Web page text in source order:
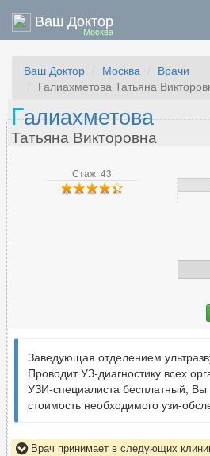
Ваш Доктор
Москва
Ваш Доктор Москва
Врачи
Галиахметова Татьяна
Стаж: 43
Галиахметова
Татьяна Викторовна
Заведующая отделением
Проводит УЗ-диагностику всех
УЗИ-специалиста бесплатный, Вы
стоимость необходимого узи-
Врач принимает в следующих